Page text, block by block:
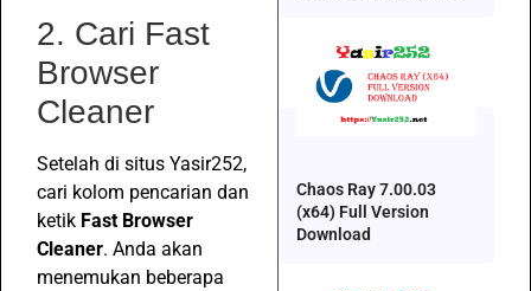
2. Cari Fast
Browser
Cleaner
Setelah di situs Yasir252,
cari kolom pencarian dan
ketik Fast Browser
Cleaner. Anda akan
menemukan beberapa
Chaos Ray 7.00.03
(x64) Full Version
Download